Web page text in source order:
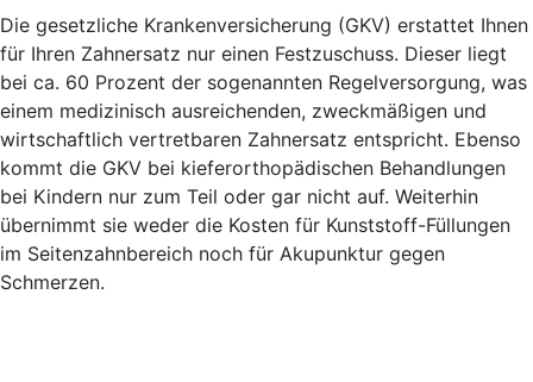
Die gesetzliche Krankenversicherung (GKV) erstattet Ihnen
für Ihren Zahnersatz nur einen Festzuschuss. Dieser liegt
bei ca. 60 Prozent der sogenannten Regelversorgung, was
einem medizinisch ausreichenden, zweckmäßigen und
wirtschaftlich vertretbaren Zahnersatz entspricht. Ebenso
kommt die GKV bei kieferorthopädischen Behandlungen
bei Kindern nur zum Teil oder gar nicht auf. Weiterhin
übernimmt sie weder die Kosten für Kunststoff-Füllungen
im Seitenzahnbereich noch für Akupunktur gegen
Schmerzen.